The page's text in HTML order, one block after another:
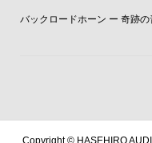
バックロードホーン ー 奇跡
Copyright ©HASEHIRO